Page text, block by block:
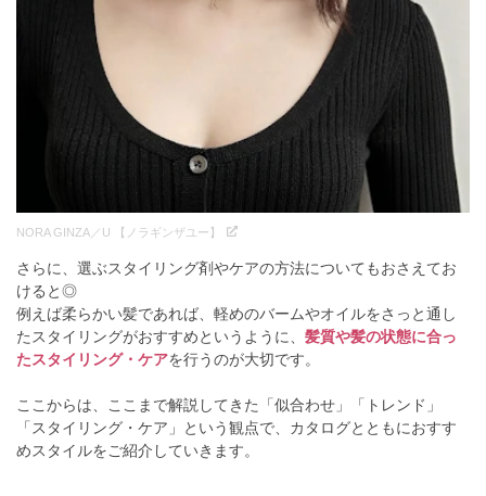
NORA GINZA／U 【ノラギンザユー】
さらに、選ぶスタイリング剤やケアの方法についてもおさえてお
けると◎
例えば柔らかい髪であれば、軽めのバームやオイルをさっと通し
たスタイリングがおすすめというように、 髪質や髪の状態に合っ
たスタイリング・ケアを行うのが大切です。
ここからは、ここまで解説してきた「似合わせ」「トレンド」
「スタイリング・ケア」という観点で、カタログとともにおすす
めスタイルをご紹介していきます。